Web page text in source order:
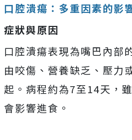
口腔潰瘍：多重因素的影
症狀與原因
口腔潰瘍表現為嘴巴內部
由咬傷、營養缺乏、壓力
起。病程約為7至14天，
會影響進食。